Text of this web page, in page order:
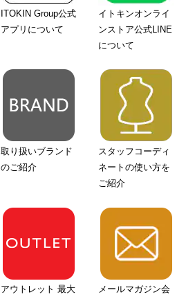
ITOKIN Group公式
アプリについて
イトキンオンライ
ンストア公式LINE
について
取り扱いブランド
のご紹介
スタッフコーディ
ネートの使い方を
ご紹介
アウトレット 最大
メールマガジン会